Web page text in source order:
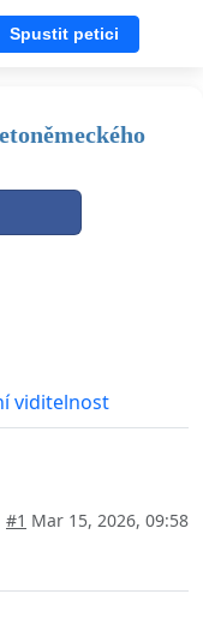
Spustit petici
viditelnost
#1 Mar 15, 2026, 09:58